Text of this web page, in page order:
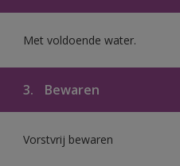
Met voldoende water.
3. Bewaren
Vorstvrij bewaren